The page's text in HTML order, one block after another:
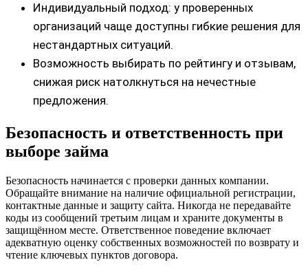
Индивидуальный подход: у проверенных
организаций чаще доступны гибкие решения для
нестандартных ситуаций.
Возможность выбирать по рейтингу и отзывам,
снижая риск натолкнуться на нечестные
предложения.
Безопасность и ответственность при
выборе займа
Безопасность начинается с проверки данных компании.
Обращайте внимание на наличие официальной регистрации,
контактные данные и защиту сайта. Никогда не передавайте
коды из сообщений третьим лицам и храните документы в
защищённом месте. Ответственное поведение включает
адекватную оценку собственных возможностей по возврату и
чтение ключевых пунктов договора.